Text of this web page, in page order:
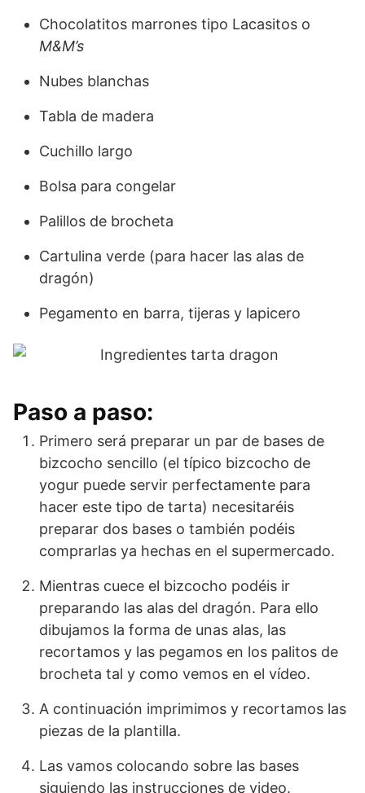
Chocolatitos marrones tipo Lacasitos o
M&M’s
Nubes blanchas
Tabla de madera
Cuchillo largo
Bolsa para congelar
Palillos de brocheta
Cartulina verde (para hacer las alas de
dragón)
Pegamento en barra, tijeras y lapicero
Paso a paso:
Primero será preparar un par de bases de
bizcocho sencillo (el típico bizcocho de
yogur puede servir perfectamente para
hacer este tipo de tarta) necesitaréis
preparar dos bases o también podéis
comprarlas ya hechas en el supermercado.
Mientras cuece el bizcocho podéis ir
preparando las alas del dragón. Para ello
dibujamos la forma de unas alas, las
recortamos y las pegamos en los palitos de
brocheta tal y como vemos en el vídeo.
A continuación imprimimos y recortamos las
piezas de la plantilla.
Las vamos colocando sobre las bases
siguiendo las instrucciones de video.